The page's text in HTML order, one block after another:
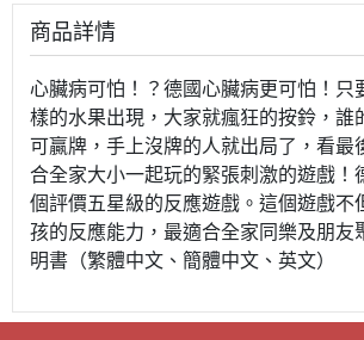
商品詳情
心臟病可怕！？德國心臟病更可怕！只
樣的水果出現，大家就瘋狂的按鈴，誰
可贏牌，手上沒牌的人就出局了，看最
合全家大小一起玩的緊張刺激的遊戲！
個評價五星級的反應遊戲。這個遊戲不
孩的反應能力，最適合全家同樂及朋友
明書（繁體中文、簡體中文、英文）